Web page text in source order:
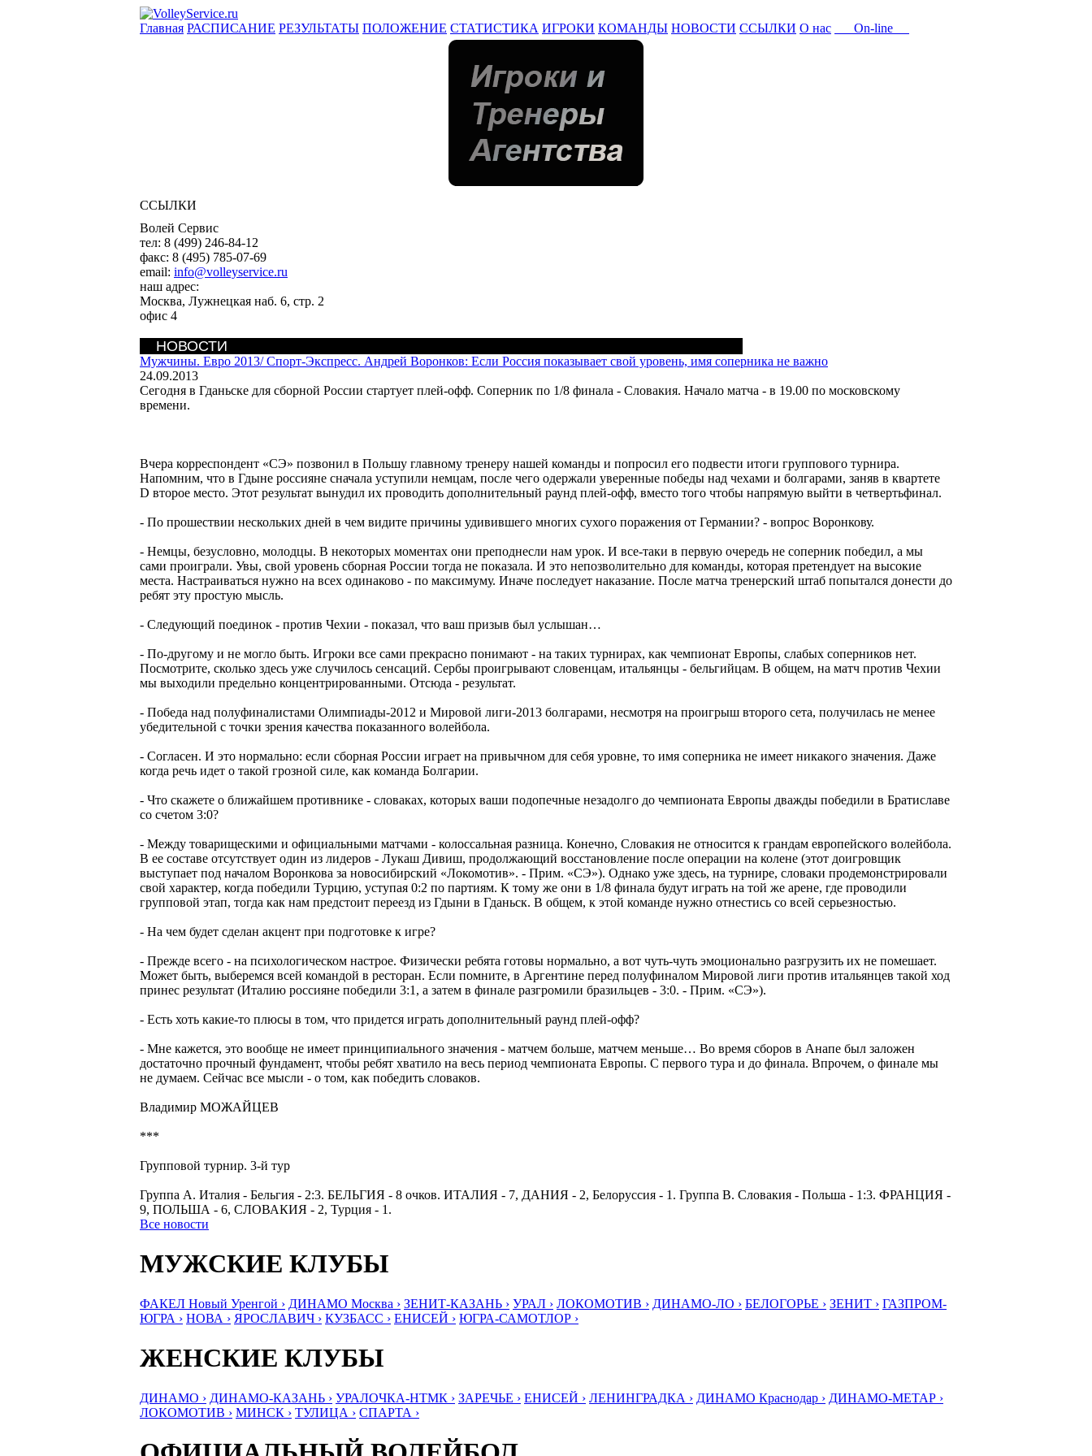
Главная РАСПИСАНИЕ РЕЗУЛЬТАТЫ ПОЛОЖЕНИЕ СТАТИСТИКА ИГРОКИ КОМАНДЫ НОВОСТИ ССЫЛКИ О нас On-line
ССЫЛКИ
Волей Сервис
тел: 8 (499) 246-84-12
факс: 8 (495) 785-07-69
email: info@volleyservice.ru
наш адрес:
Москва, Лужнецкая наб. 6, стр. 2
офис 4
НОВОСТИ
Мужчины. Евро 2013/Спорт-Экспресс. Андрей Воронков: Если Россия показывает свой уровень, имя соперника не важно
24.09.2013
Сегодня в Гданьске для сборной России стартует плей-офф. Соперник по 1/8 финала - Словакия. Начало матча - в 19.00 по московскому
времени.
Вчера корреспондент «СЭ» позвонил в Польшу главному тренеру нашей команды и попросил его подвести итоги группового турнира.
Напомним, что в Гдыне россияне сначала уступили немцам, после чего одержали уверенные победы над чехами и болгарами, заняв в квартете
D второе место. Этот результат вынудил их проводить дополнительный раунд плей-офф, вместо того чтобы напрямую выйти в четвертьфинал.
- По прошествии нескольких дней в чем видите причины удивившего многих сухого поражения от Германии? - вопрос Воронкову.
- Немцы, безусловно, молодцы. В некоторых моментах они преподнесли нам урок. И все-таки в первую очередь не соперник победил, а мы
сами проиграли. Увы, свой уровень сборная России тогда не показала. И это непозволительно для команды, которая претендует на высокие
места. Настраиваться нужно на всех одинаково - по максимуму. Иначе последует наказание. После матча тренерский штаб попытался донести до
ребят эту простую мысль.
- Следующий поединок - против Чехии - показал, что ваш призыв был услышан…
- По-другому и не могло быть. Игроки все сами прекрасно понимают - на таких турнирах, как чемпионат Европы, слабых соперников нет.
Посмотрите, сколько здесь уже случилось сенсаций. Сербы проигрывают словенцам, итальянцы - бельгийцам. В общем, на матч против Чехии
мы выходили предельно концентрированными. Отсюда - результат.
- Победа над полуфиналистами Олимпиады-2012 и Мировой лиги-2013 болгарами, несмотря на проигрыш второго сета, получилась не менее
убедительной с точки зрения качества показанного волейбола.
- Согласен. И это нормально: если сборная России играет на привычном для себя уровне, то имя соперника не имеет никакого значения. Даже
когда речь идет о такой грозной силе, как команда Болгарии.
- Что скажете о ближайшем противнике - словаках, которых ваши подопечные незадолго до чемпионата Европы дважды победили в Братиславе
со счетом 3:0?
- Между товарищескими и официальными матчами - колоссальная разница. Конечно, Словакия не относится к грандам европейского волейбола.
В ее составе отсутствует один из лидеров - Лукаш Дивиш, продолжающий восстановление после операции на колене (этот доигровщик
выступает под началом Воронкова за новосибирский «Локомотив». - Прим. «СЭ»). Однако уже здесь, на турнире, словаки продемонстрировали
свой характер, когда победили Турцию, уступая 0:2 по партиям. К тому же они в 1/8 финала будут играть на той же арене, где проводили
групповой этап, тогда как нам предстоит переезд из Гдыни в Гданьск. В общем, к этой команде нужно отнестись со всей серьезностью.
- На чем будет сделан акцент при подготовке к игре?
- Прежде всего - на психологическом настрое. Физически ребята готовы нормально, а вот чуть-чуть эмоционально разгрузить их не помешает.
Может быть, выберемся всей командой в ресторан. Если помните, в Аргентине перед полуфиналом Мировой лиги против итальянцев такой ход
принес результат (Италию россияне победили 3:1, а затем в финале разгромили бразильцев - 3:0. - Прим. «СЭ»).
- Есть хоть какие-то плюсы в том, что придется играть дополнительный раунд плей-офф?
- Мне кажется, это вообще не имеет принципиального значения - матчем больше, матчем меньше… Во время сборов в Анапе был заложен
достаточно прочный фундамент, чтобы ребят хватило на весь период чемпионата Европы. С первого тура и до финала. Впрочем, о финале мы
не думаем. Сейчас все мысли - о том, как победить словаков.
Владимир МОЖАЙЦЕВ
***
Групповой турнир. 3-й тур
Группа А. Италия - Бельгия - 2:3. БЕЛЬГИЯ - 8 очков. ИТАЛИЯ - 7, ДАНИЯ - 2, Белоруссия - 1. Группа В. Словакия - Польша - 1:3. ФРАНЦИЯ -
9, ПОЛЬША - 6, СЛОВАКИЯ - 2, Турция - 1.
Все новости
МУЖСКИЕ КЛУБЫ
ФАКЕЛ Новый Уренгой › ДИНАМО Москва › ЗЕНИТ-КАЗАНЬ › УРАЛ › ЛОКОМОТИВ › ДИНАМО-ЛО › БЕЛОГОРЬЕ › ЗЕНИТ › ГАЗПРОМ-
ЮГРА › НОВА › ЯРОСЛАВИЧ › КУЗБАСС › ЕНИСЕЙ › ЮГРА-САМОТЛОР ›
ЖЕНСКИЕ КЛУБЫ
ДИНАМО › ДИНАМО-КАЗАНЬ › УРАЛОЧКА-НТМК › ЗАРЕЧЬЕ › ЕНИСЕЙ › ЛЕНИНГРАДКА › ДИНАМО Краснодар › ДИНАМО-МЕТАР ›
ЛОКОМОТИВ › МИНСК › ТУЛИЦА › СПАРТА ›